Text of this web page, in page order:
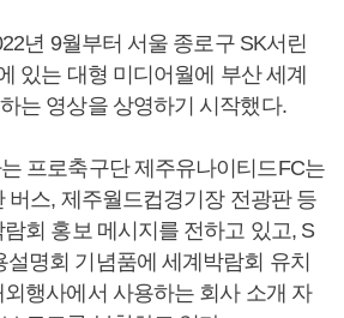
년 9월부터 서울 종로구 SK서린
있는 대형 미디어월에 부산 세계
는 영상을 상영하기 시작했다.
프로축구단 제주유나이티드FC는
버스, 제주월드컵경기장 전광판 등
회 홍보 메시지를 전하고 있고, S
설명회 기념품에 세계박람회 유치
행사에서 사용하는 회사 소개 자